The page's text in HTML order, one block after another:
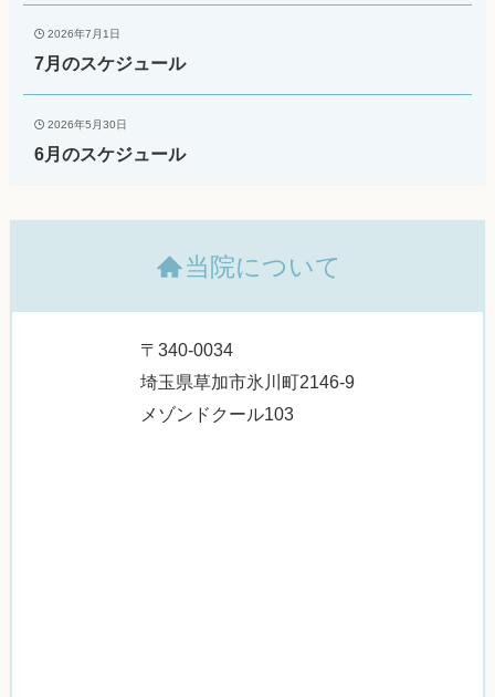
2026年7月1日
7月のスケジュール
2026年5月30日
6月のスケジュール
当院について
〒340-0034
埼玉県草加市氷川町2146-9
メゾンドクール103